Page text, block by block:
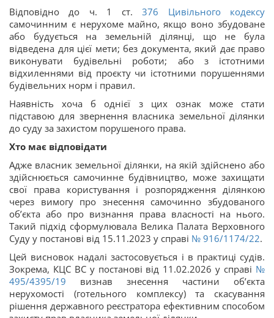
Відповідно до ч. 1 ст. 376 Цивільного кодексу
самочинним є нерухоме майно, якщо воно збудоване
або будується на земельній ділянці, що не була
відведена для цієї мети; без документа, який дає право
виконувати будівельні роботи; або з істотними
відхиленнями від проєкту чи істотними порушеннями
будівельних норм і правил.
Наявність хоча б однієї з цих ознак може стати
підставою для звернення власника земельної ділянки
до суду за захистом порушеного права.
Хто має відповідати
Адже власник земельної ділянки, на якій здійснено або
здійснюється самочинне будівництво, може захищати
свої права користування і розпорядження ділянкою
через вимогу про знесення самочинно збудованого
об’єкта або про визнання права власності на нього.
Такий підхід сформулювала Велика Палата Верховного
Суду у постанові від 15.11.2023 у справі № 916/1174/22.
Цей висновок надалі застосовується і в практиці судів.
Зокрема, КЦС ВС у постанові від 11.02.2026 у справі №
495/4395/19 визнав знесення частини об’єкта
нерухомості (готельного комплексу) та скасування
рішення державного реєстратора ефективним способом